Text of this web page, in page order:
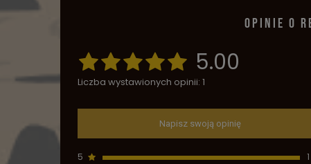
OPINIE O
5.00
Liczba wystawionych opinii: 1
Napisz swoją opinię
5
1